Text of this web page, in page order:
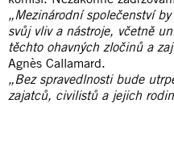
„Mezinárodní společenství
svůj vliv a nástroje, včetně
těchto ohavných zločinů a
Agnès Callamard.
„Bez spravedlnosti bude
zajatců, civilistů a jejich